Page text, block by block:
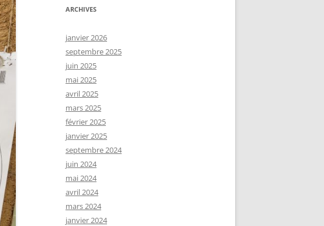
ARCHIVES
janvier 2026
septembre 2025
juin 2025
mai 2025
avril 2025
mars 2025
février 2025
janvier 2025
septembre 2024
juin 2024
mai 2024
avril 2024
mars 2024
janvier 2024